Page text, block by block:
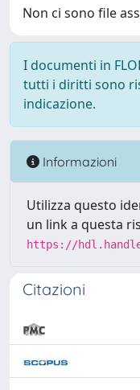
Non ci sono file
I documenti in
tutti i diritti sono
indicazione.
Informazioni
Utilizza questo
un link a questa
https://
Citazioni